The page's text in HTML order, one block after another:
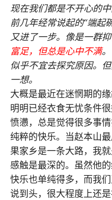
现在我们都是不开心的
前几年经常说起的“端起
又进了一步。像是一群抑
富足，但总是心中不满。
似乎不宜去探究原因。
一想。
大概是最近在迷惘期的
明明已经衣食无忧条件
愤懑，总是觉得很多事
纯粹的快乐。当赵本山
果家乡是一条大路，我就
感触是最深的。虽然他
快乐也单纯得多，而我
说到头，很大程度上还